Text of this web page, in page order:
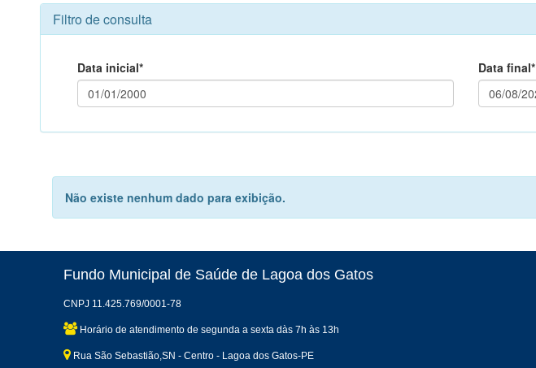
Filtro de consulta
Data inicial* Data final*
Não existe nenhum dado para exibição.
Fundo Municipal de Saúde de Lagoa dos Gatos
CNPJ 11.425.769/0001-78
Horário de atendimento de segunda a sexta dàs 7h às 13h
Rua São Sebastião,SN - Centro - Lagoa dos Gatos-PE